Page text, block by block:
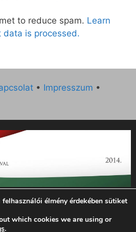
to reduce spam. Learn
data is processed.
• Impresszum •
hetilap 2014. évi működésének
KCP-14-P-0121 sz. támogatási
000 Ft összegben támogatta az
Minisztériuma.”
élmény érdekében sütiket
which cookies we are using or
.